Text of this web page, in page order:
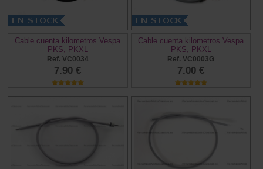
Cable cuenta kilometros Vespa
PKS, PKXL
Ref. VC0034
7.90 €
Cable cuenta kilometros Vespa
PKS, PKXL
Ref. VC0003G
7.00 €